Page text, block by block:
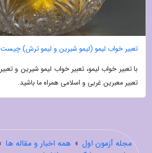
تعبیر خواب لیمو (لیمو شیرین و لیمو ترش)
با تعبیر خواب لیمو، تعبیر خواب لیمو شیرین و
تعبیر معبرین غربی و اسلامی همراه ما باشید.
مجله آزمون اول » همه اخبار و مقاله ها